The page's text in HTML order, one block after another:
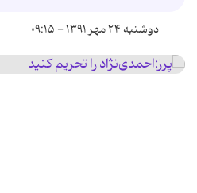
دوشنبه ۲۴ مهر ۱۳۹۱ - ۰۹:۱۵